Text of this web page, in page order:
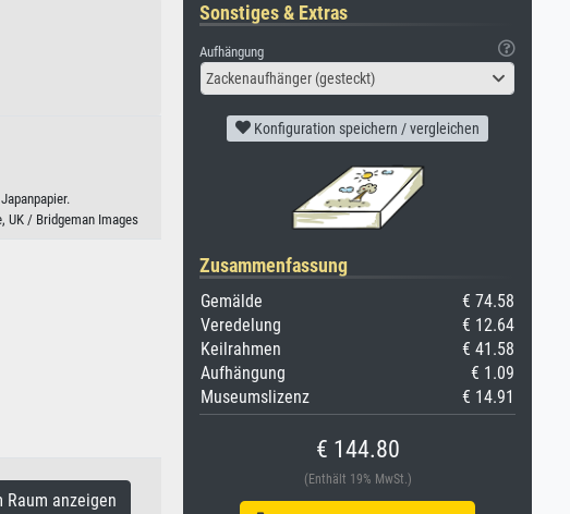
UK / Bridgeman Images
anzeigen
Sonstiges & Extras
Aufhängung
Zackenaufhänger (gesteckt)
Konfiguration speichern / vergleichen
Zusammenfassung
Gemälde
€ 74.58
Veredelung
€ 12.64
Keilrahmen
€ 41.58
Aufhängung
€ 1.09
Museumslizenz
€ 14.91
€ 144.80
(Enthält 19% MwSt.)